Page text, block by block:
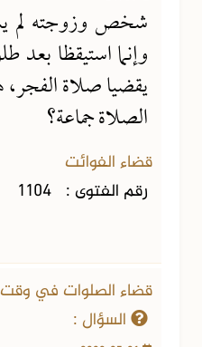
شخص وزوجته لم
وإنما استيقظا بعد
يقضيا صلاة
الصلاة جماعة؟
قضاء الفوائت
رقم الفتوى : 1104
قضاء الصلوات في وقت
السؤال :